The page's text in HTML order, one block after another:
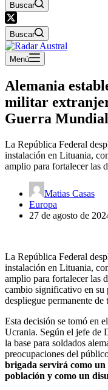
Buscar
Buscar
Menú
Alemania
militar
Guerra Mundial
La República Federal
instalación en Lituania,
amplio para fortalecer las
Matias Casas
Europa
27 de agosto de
La República Federal
instalación en Lituania,
amplio para fortalecer las
cambio significativo en su
despliegue permanente de
Esta decisión se tomó en
Ucrania. Según el jefe de
la base para soldados
preocupaciones del
brigada servirá como
población y como un